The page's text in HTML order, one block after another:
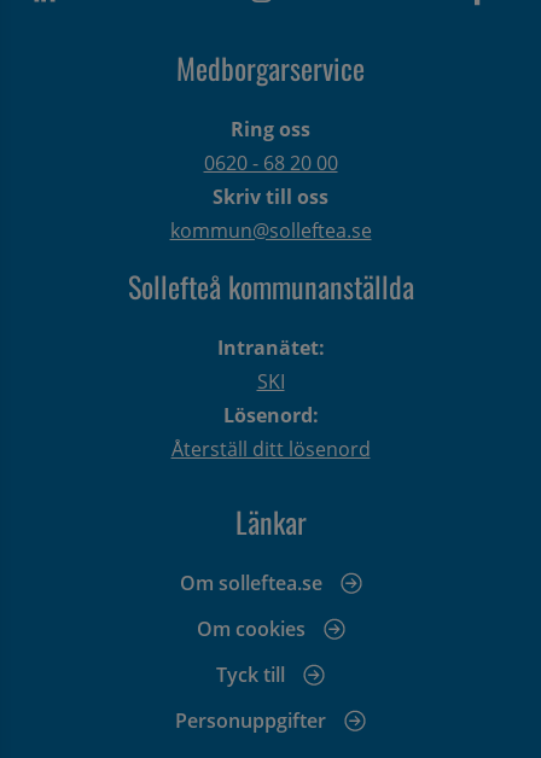
Medborgarservice
Ring oss
0620 - 68 20 00
Skriv till oss
kommun@solleftea.se
Sollefteå kommunanställda
Intranätet:
SKI
Lösenord:
Återställ ditt lösenord
Länkar
Om solleftea.se
Om cookies
Tyck till
Personuppgifter